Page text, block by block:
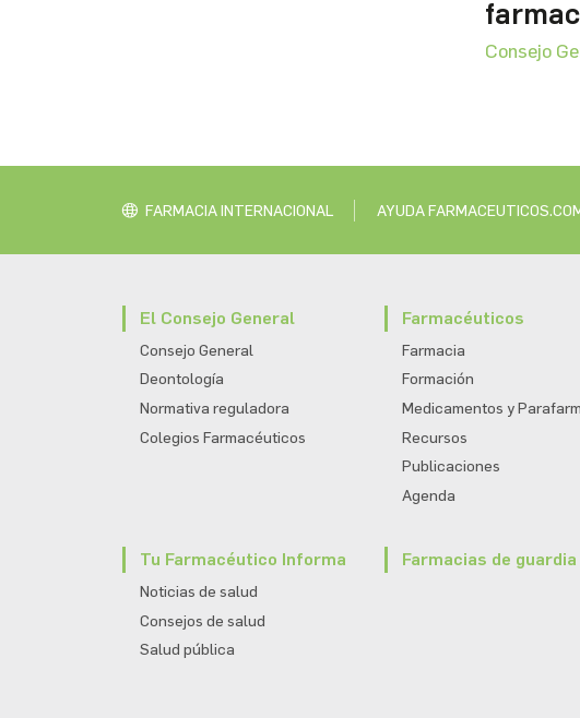
Consejo
FARMACIA INTERNACIONAL AYUDA
El Consejo General
Consejo General
Deontología
Normativa reguladora
Colegios Farmacéuticos
Farmacéuticos
Farmacia
Formación
Medicamentos y
Recursos
Publicaciones
Agenda
Tu Farmacéutico Informa
Noticias de salud
Consejos de salud
Salud pública
Farmacias de guardia